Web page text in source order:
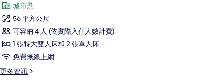
所
有
相
片
單
人
的
詳
情
家
庭
客
房,
間
城市景
56 平方公尺
可容納 4 人 (依實際入住人數計費)
1 張特大雙人床和 2 張單人床
免費無線上網
更多資訊
更